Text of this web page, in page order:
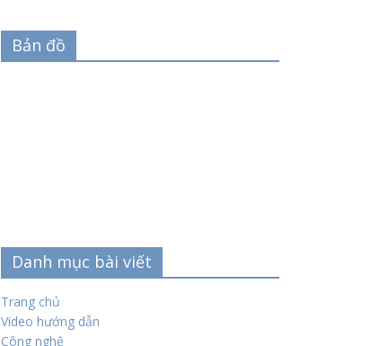
Bản đồ
Danh mục bài viết
Trang chủ
Video hướng dẫn
Công nghệ